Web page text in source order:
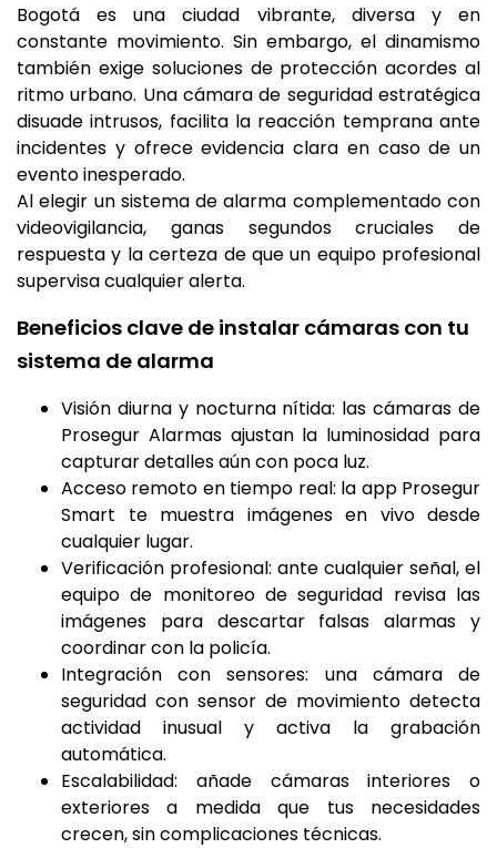
Bogotá es una ciudad vibrante, diversa y en
constante movimiento. Sin embargo, el dinamismo
también exige soluciones de protección acordes al
ritmo urbano. Una cámara de seguridad estratégica
disuade intrusos, facilita la reacción temprana ante
incidentes y ofrece evidencia clara en caso de un
evento inesperado.
Al elegir un sistema de alarma complementado con
videovigilancia, ganas segundos cruciales de
respuesta y la certeza de que un equipo profesional
supervisa cualquier alerta.
Beneficios clave de instalar cámaras con tu
sistema de alarma
Visión diurna y nocturna nítida: las cámaras de
Prosegur Alarmas ajustan la luminosidad para
capturar detalles aún con poca luz.
Acceso remoto en tiempo real: la app Prosegur
Smart te muestra imágenes en vivo desde
cualquier lugar.
Verificación profesional: ante cualquier señal, el
equipo de monitoreo de seguridad revisa las
imágenes para descartar falsas alarmas y
coordinar con la policía.
Integración con sensores: una cámara de
seguridad con sensor de movimiento detecta
actividad inusual y activa la grabación
automática.
Escalabilidad: añade cámaras interiores o
exteriores a medida que tus necesidades
crecen, sin complicaciones técnicas.